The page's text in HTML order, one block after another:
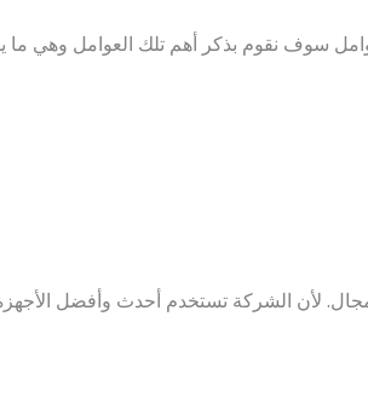
سوف نقوم بذكر أهم تلك العوامل وهي ما
لأن الشركة تستخدم أحدث وأفضل